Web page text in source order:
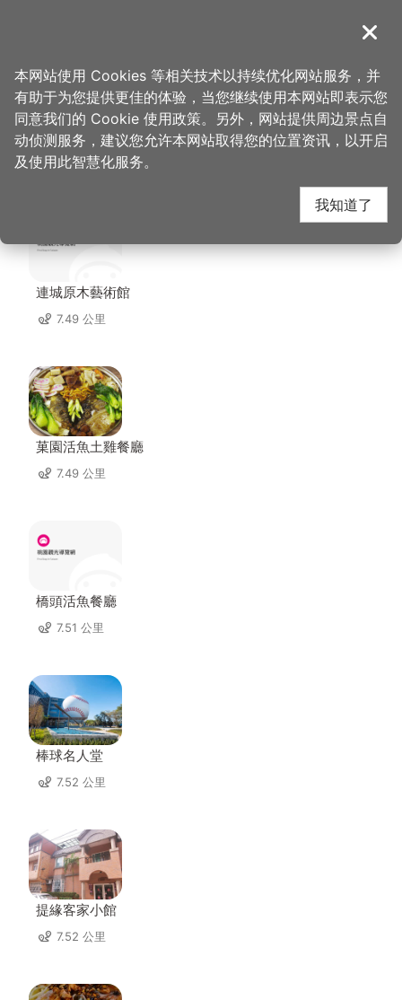
導覽
首页 > 想去的地方 > 美食、购物 > 廖心兰豆干店
廖心兰豆干店 周边店家
連城原木藝術館
7.49 公里
菓園活魚土雞餐廳
7.49 公里
橋頭活魚餐廳
7.51 公里
棒球名人堂
7.52 公里
提緣客家小館
7.52 公里
关闭
本网站使用 Cookies 等相关技术以持续优化网站服务，并
有助于为您提供更佳的体验，当您继续使用本网站即表示您
同意我们的 Cookie 使用政策。另外，网站提供周边景点自
动侦测服务，建议您允许本网站取得您的位置资讯，以开启
及使用此智慧化服务。
我知道了